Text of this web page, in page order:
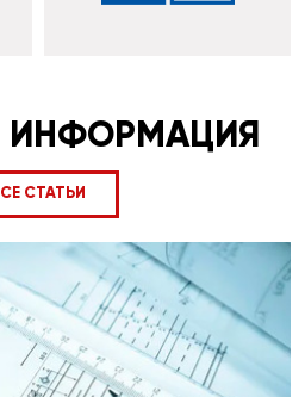
ИНФОРМАЦИЯ
СТАТЬИ